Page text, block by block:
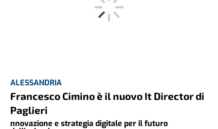
ALESSANDRIA
Francesco Cimino è il nuovo It Director di
Paglieri
nnovazione e strategia digitale per il futuro